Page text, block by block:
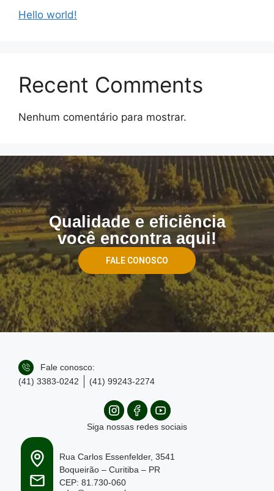
Hello world!
Recent Comments
Nenhum comentário para mostrar.
Qualidade e eficiência
você encontra aqui!
FALE CONOSCO
Siga nossas redes sociais
Rua Carlos Essenfelder, 3541
Boqueirão – Curitiba – PR
CEP: 81.730-060
Fale conosco:
(41) 3383-0242
(41) 99243-2274